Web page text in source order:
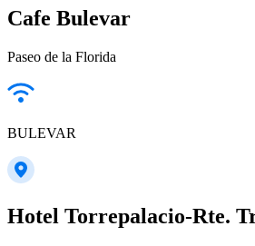
Cafe Bulevar
Paseo de la Florida
BULEVAR
Hotel Torrepalacio-Rte.